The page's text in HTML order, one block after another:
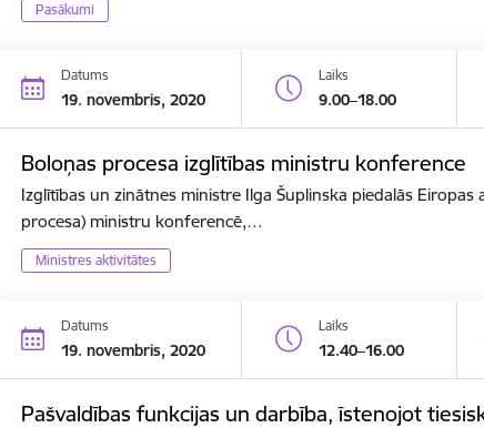
Pasākumi
Datums
19. novembris, 2020
Laiks
9.00–18.00
Boloņas procesa izglītības ministru konference
Izglītības un zinātnes ministre Ilga Šuplinska piedalās Eiropas
procesa) ministru konferencē,…
Ministres aktivitātes
Datums
19. novembris, 2020
Laiks
12.40–16.00
Pašvaldības funkcijas un darbība, īstenojot